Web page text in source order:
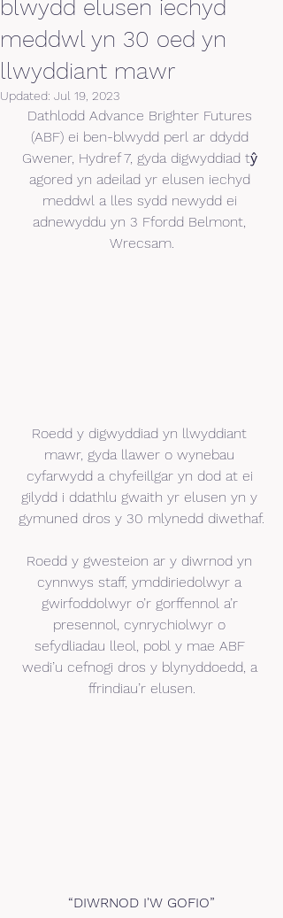
blwydd elusen iechyd
meddwl yn 30 oed yn
llwyddiant mawr
Updated: Jul 19, 2023
Dathlodd Advance Brighter Futures
(ABF) ei ben-blwydd perl ar ddydd
Gwener, Hydref 7, gyda digwyddiad tŷ
agored yn adeilad yr elusen iechyd
meddwl a lles sydd newydd ei
adnewyddu yn 3 Ffordd Belmont,
Wrecsam.
Roedd y digwyddiad yn llwyddiant
mawr, gyda llawer o wynebau
cyfarwydd a chyfeillgar yn dod at ei
gilydd i ddathlu gwaith yr elusen yn y
gymuned dros y 30 mlynedd diwethaf.
Roedd y gwesteion ar y diwrnod yn
cynnwys staff, ymddiriedolwyr a
gwirfoddolwyr o’r gorffennol a’r
presennol, cynrychiolwyr o
sefydliadau lleol, pobl y mae ABF
wedi’u cefnogi dros y blynyddoedd, a
ffrindiau’r elusen.
“DIWRNOD I'W GOFIO”